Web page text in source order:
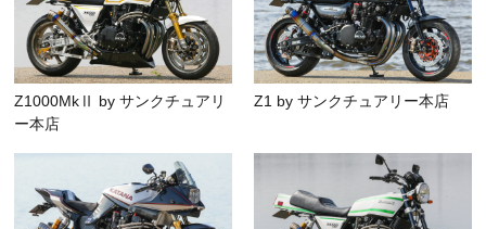
Z1000MkⅡ by サンクチュアリ
ー本店
Z1 by サンクチュアリー本店